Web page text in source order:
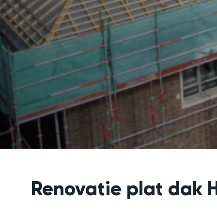
Renovatie plat dak